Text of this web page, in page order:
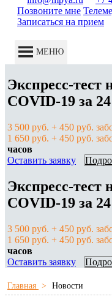
Позвоните мне
Записаться на прием
МЕНЮ
Экспресс-тест
COVID-19 за
3 500 руб. + 450 руб.
1 650 руб. + 450 руб.
часов
Оставить заявку
Экспресс-тест
COVID-19 за
3 500 руб. + 450 руб.
1 650 руб. + 450 руб.
часов
Оставить заявку
Главная > Новости